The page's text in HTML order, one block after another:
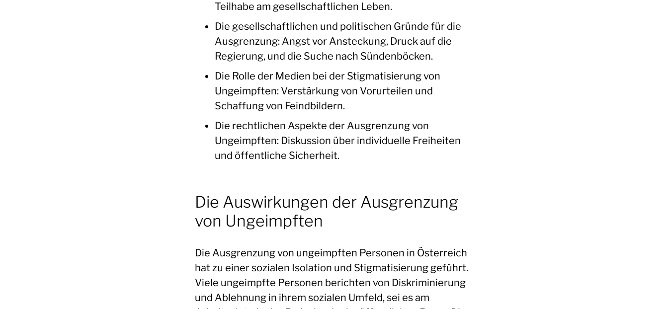
Teilhabe am gesellschaftlichen Leben.
Die gesellschaftlichen und politischen Gründe für die
Ausgrenzung: Angst vor Ansteckung, Druck auf die
Regierung, und die Suche nach Sündenböcken.
Die Rolle der Medien bei der Stigmatisierung von
Ungeimpften: Verstärkung von Vorurteilen und
Schaffung von Feindbildern.
Die rechtlichen Aspekte der Ausgrenzung von
Ungeimpften: Diskussion über individuelle Freiheiten
und öffentliche Sicherheit.
Die Auswirkungen der Ausgrenzung
von Ungeimpften
Die Ausgrenzung von ungeimpften Personen in Österreich
hat zu einer sozialen Isolation und Stigmatisierung geführt.
Viele ungeimpfte Personen berichten von Diskriminierung
und Ablehnung in ihrem sozialen Umfeld, sei es am